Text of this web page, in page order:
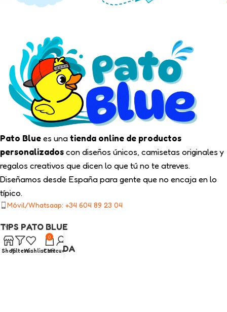
Pato Bluees unatienda online de productos
personalizadoscon diseños únicos, camisetas originales y
regalos creativos que dicen lo que tú no te atreves.
Diseñamos desde España para gente que no encaja en lo
típico.
Móvil/Whatsaap: +34 604 89 23 04
TIPS PATO BLUE
NUESTRA TIENDA
ShopFiltersWishlist
0
Cart
Mi cuenta